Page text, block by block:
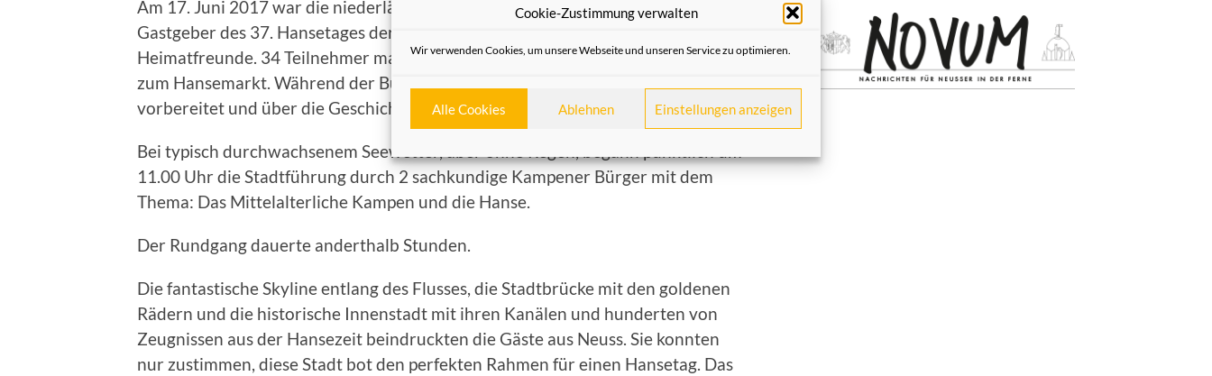
Cookie-Zustimmung verwalten
Wir verwenden Cookies, um unsere Webseite und unseren Service zu optimieren.
Alle Cookies Ablehnen Einstellungen anzeigen
Am 17. Juni 2017 war die niederländische Hansestadt Kampen an der Ijssel,
Gastgeber des 37. Hansetages der Neuzeit, Ziel der diesjährigen Hansefahrt der
Heimatfreunde. 34 Teilnehmer machten sich per Bus und bei bester Laune auf
zum Hansemarkt. Während der Busfahrt wurden sie auf den Hansemarkt
vorbereitet und über die Geschichte der Hansetage der Neuzeit informiert.
Bei typisch durchwachsenem Seewetter, aber ohne Regen, begann pünktlich um
11.00 Uhr die Stadtführung durch 2 sachkundige Kampener Bürger mit dem
Thema: Das Mittelalterliche Kampen und die Hanse.
Der Rundgang dauerte anderthalb Stunden.
Die fantastische Skyline entlang des Flusses, die Stadtbrücke mit den goldenen
Rädern und die historische Innenstadt mit ihren Kanälen und hunderten von
Zeugnissen aus der Hansezeit beindruckten die Gäste aus Neuss. Sie konnten
nur zustimmen, diese Stadt bot den perfekten Rahmen für einen Hansetag. Das